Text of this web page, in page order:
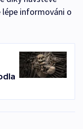
informováni o